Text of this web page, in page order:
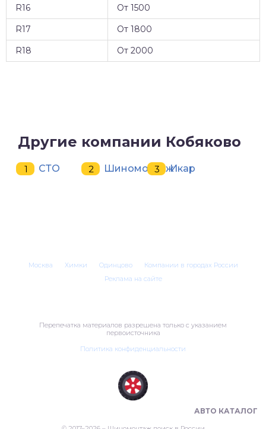
R16
От 1500
R17
От 1800
R18
От 2000
Другие компании Кобяково
СТО ШиномонтажИкар
АВТО КАТАЛОГ
Москва Химки Одинцово
Компании в городах России
Реклама на сайте
Перепечатка материалов разрешена только с указанием
первоисточника
Политика конфиденциальности